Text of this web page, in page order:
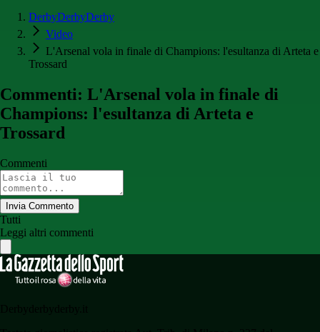
DerbyDerbyDerby
Video
L'Arsenal vola in finale di Champions: l'esultanza di Arteta e
Trossard
Commenti: L'Arsenal vola in finale di
Champions: l'esultanza di Arteta e
Trossard
Commenti
Invia Commento
Tutti
Leggi altri commenti